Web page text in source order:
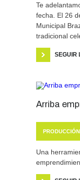
Te
fecha. El 26
Municipal
tradicional
SEGUIR
Arriba
PRODUCCIÓN
Una